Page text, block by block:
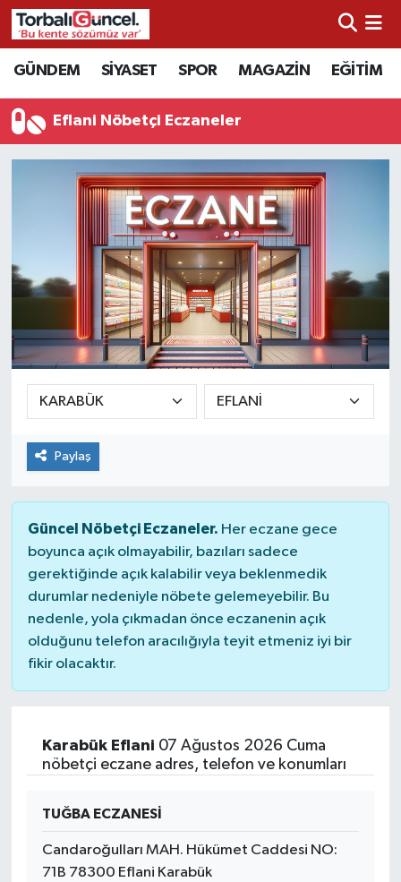
GÜNDEM SİYASET SPOR MAGAZİN EĞİTİM
Eflani Nöbetçi Eczaneler
Paylaş
Güncel Nöbetçi Eczaneler. Her eczane gece
boyunca açık olmayabilir, bazıları sadece
gerektiğinde açık kalabilir veya beklenmedik
durumlar nedeniyle nöbete gelemeyebilir. Bu
nedenle, yola çıkmadan önce eczanenin açık
olduğunu telefon aracılığıyla teyit etmeniz iyi bir
fikir olacaktır.
Karabük Eflani 07 Ağustos 2026 Cuma
nöbetçi eczane adres, telefon ve konumları
TUĞBA ECZANESİ
Candaroğulları MAH. Hükümet Caddesi NO:
71B 78300 Eflani Karabük
İzmir Nöbetçi Eczaneler
İzmir Hava Durumu
İzmir Namaz Vakitleri
İzmir Trafik Yoğunluk Haritası
Süper Lig Puan Durumu ve Fikstür
Tüm Manşetler
Son Dakika Haberleri
Haber Arşivi